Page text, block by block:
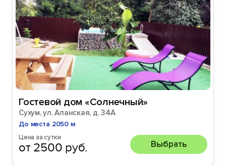
Гостевой дом «Солнечный»
Сухум, ул. Аланская, д. 34А
До места 2050 м
Цена за сутки
от 2500 руб. Выбрать